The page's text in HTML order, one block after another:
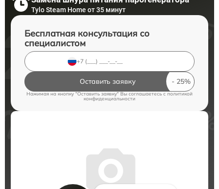
Tylo Steam Home от 35 минут
Бесплатная консультация со
специалистом
Оставить заявку
Нажимая на кнопку "Оставить заявку" Вы соглашаетесь cполитикой
конфиденциальности